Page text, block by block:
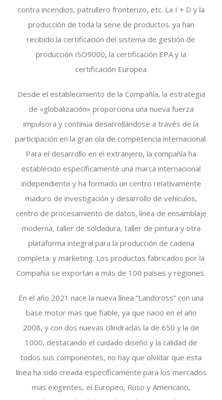
contra incendios, patrullero fronterizo, etc. La I + D y la
producción de toda la serie de productos. ya han
recibido la certificación del sistema de gestión de
producción ISO9000, la certificación EPA y la
certificación Europea
Desde el establecimiento de la Compañía, la estrategia
de «globalización» proporciona una nueva fuerza
impulsora y continúa desarrollándose a través de la
participación en la gran ola de competencia internacional.
Para el desarrollo en el extranjero, la compañía ha
establecido específicamente una marca internacional
independiente y ha formado un centro relativamente
maduro de investigación y desarrollo de vehículos,
centro de procesamiento de datos, línea de ensamblaje
moderna, taller de soldadura, taller de pintura y otra
plataforma integral para la producción de cadena
completa. y marketing. Los productos fabricados por la
Compañía se exportan a más de 100 países y regiones.
En el año 2021 nace la nueva línea “Landcross” con una
base motor mas que fiable, ya que nació en el año
2008, y con dos nuevas cilindradas la de 650 y la de
1000, destacando el cuidado diseño y la calidad de
todos sus componentes, no hay que olvidar que esta
línea ha sido creada específicamente para los mercados
mas exigentes, el Europeo, Ruso y Americano,